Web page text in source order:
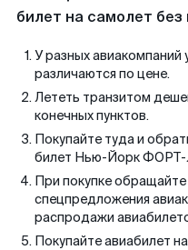
билет на самолет без
У разных авиакомпаний
различаются по цене.
Лететь транзитом
конечных пунктов.
Покупайте туда и
билет Нью-Йорк
При покупке
спецпредложения
распродажи
Покупайте авиабилет